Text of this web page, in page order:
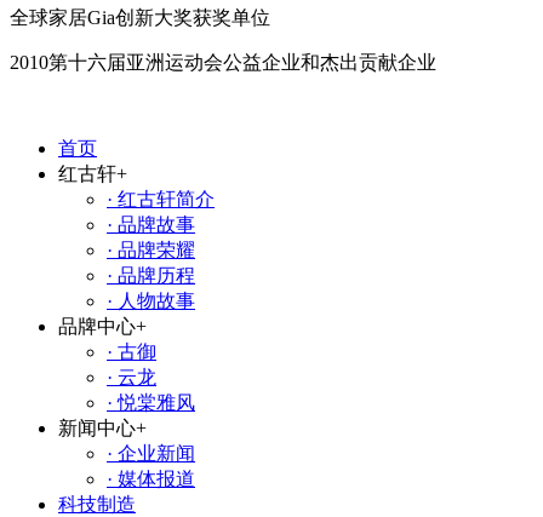
全球家居Gia创新大奖获奖单位
2010第十六届亚洲运动会公益企业和杰出贡献企业
首页
红古轩+
· 红古轩简介
· 品牌故事
· 品牌荣耀
· 品牌历程
· 人物故事
品牌中心+
· 古御
· 云龙
· 悦棠雅风
新闻中心+
· 企业新闻
· 媒体报道
科技制造